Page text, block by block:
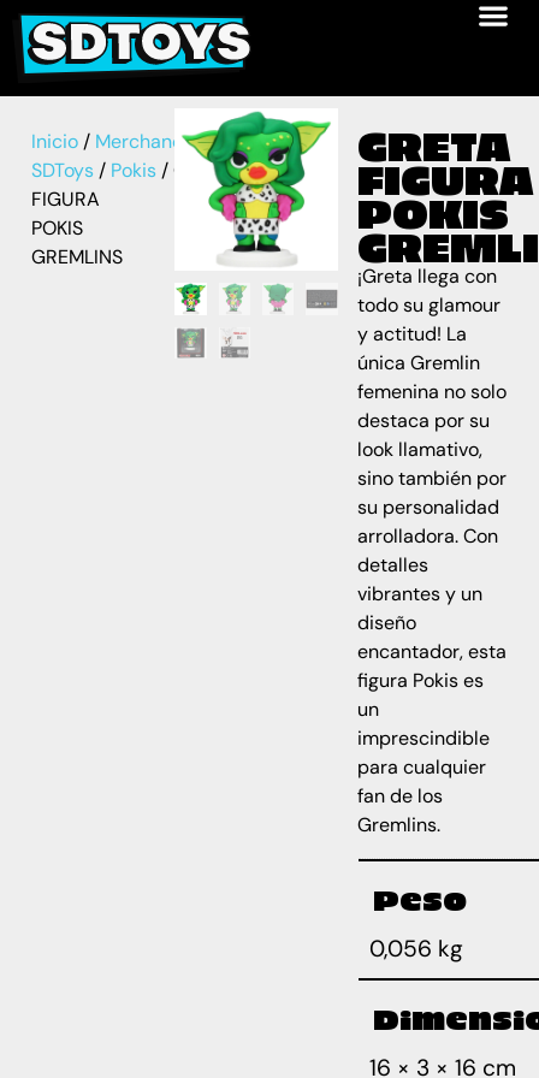
Inicio / Merchandise
SDToys / Pokis / GRETA
FIGURA
POKIS
GREMLINS
GRETA
FIGURA
POKIS
¡Greta llega con
todo su glamour
y actitud! La
única Gremlin
femenina no solo
destaca por su
look llamativo,
sino también por
su personalidad
arrolladora. Con
detalles
vibrantes y un
diseño
encantador, esta
figura Pokis es
un
imprescindible
para cualquier
fan de los
Gremlins.
Peso
0,056 kg
16 × 3 × 16 cm